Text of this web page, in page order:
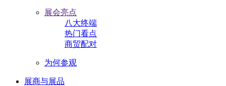
展会亮点
八大终端
热门看点
商贸配对
为何参观
展商与展品